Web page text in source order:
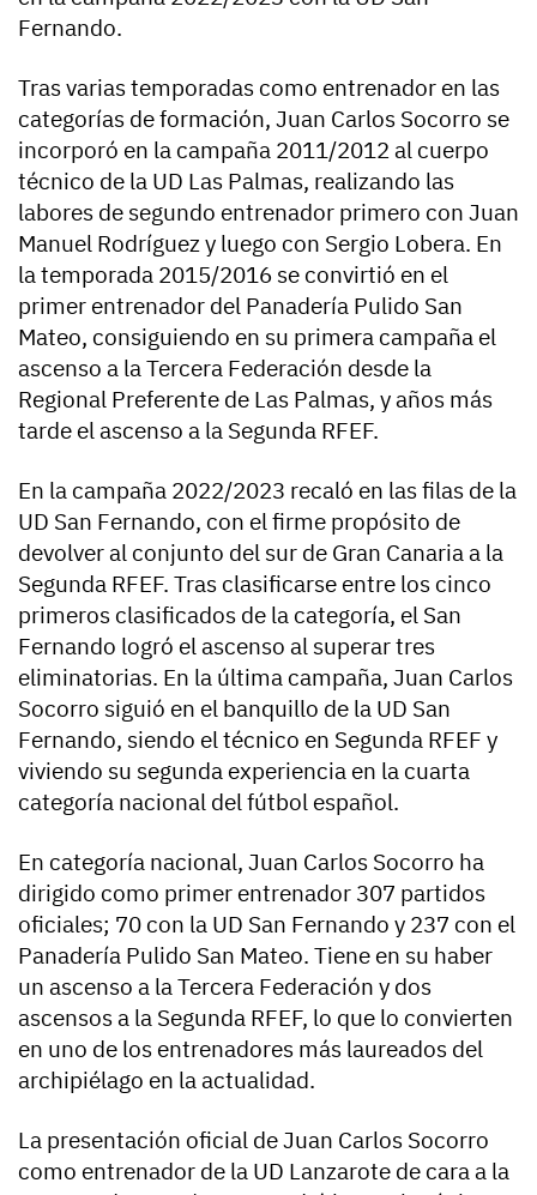
Fernando.
Tras varias temporadas como entrenador en las
categorías de formación, Juan Carlos Socorro se
incorporó en la campaña 2011/2012 al cuerpo
técnico de la UD Las Palmas, realizando las
labores de segundo entrenador primero con Juan
Manuel Rodríguez y luego con Sergio Lobera. En
la temporada 2015/2016 se convirtió en el
primer entrenador del Panadería Pulido San
Mateo, consiguiendo en su primera campaña el
ascenso a la Tercera Federación desde la
Regional Preferente de Las Palmas, y años más
tarde el ascenso a la Segunda RFEF.
En la campaña 2022/2023 recaló en las filas de la
UD San Fernando, con el firme propósito de
devolver al conjunto del sur de Gran Canaria a la
Segunda RFEF. Tras clasificarse entre los cinco
primeros clasificados de la categoría, el San
Fernando logró el ascenso al superar tres
eliminatorias. En la última campaña, Juan Carlos
Socorro siguió en el banquillo de la UD San
Fernando, siendo el técnico en Segunda RFEF y
viviendo su segunda experiencia en la cuarta
categoría nacional del fútbol español.
En categoría nacional, Juan Carlos Socorro ha
dirigido como primer entrenador 307 partidos
oficiales; 70 con la UD San Fernando y 237 con el
Panadería Pulido San Mateo. Tiene en su haber
un ascenso a la Tercera Federación y dos
ascensos a la Segunda RFEF, lo que lo convierten
en uno de los entrenadores más laureados del
archipiélago en la actualidad.
La presentación oficial de Juan Carlos Socorro
como entrenador de la UD Lanzarote de cara a la